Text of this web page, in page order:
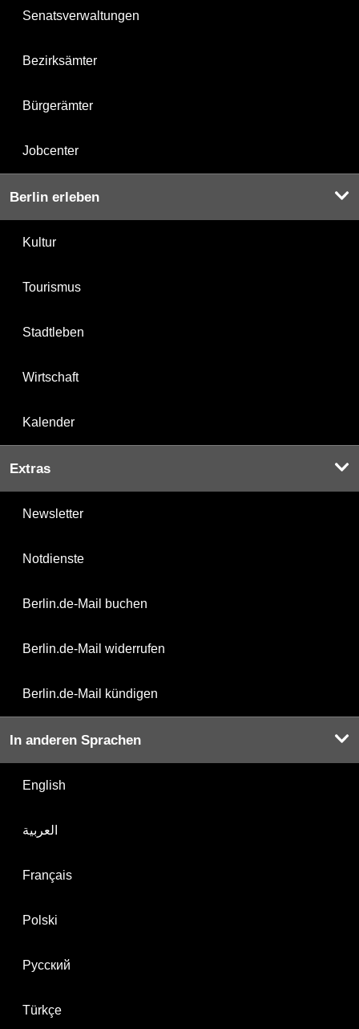
Senatsverwaltungen
Bezirksämter
Bürgerämter
Jobcenter
Berlin erleben
Kultur
Tourismus
Stadtleben
Wirtschaft
Kalender
Extras
Newsletter
Notdienste
Berlin.de-Mail buchen
Berlin.de-Mail widerrufen
Berlin.de-Mail kündigen
In anderen Sprachen
English
العربية
Français
Polski
Русский
Türkçe